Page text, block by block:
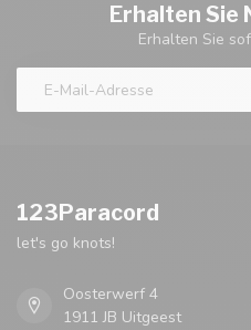
Erhalten Sie
Erhalten Sie
123Paracord
let's go knots!
Oosterwerf 4
1911 JB Uitgeest